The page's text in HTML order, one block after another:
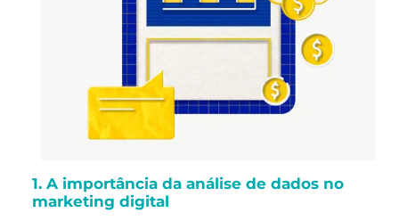
1. A importância da análise de dados no
marketing digital